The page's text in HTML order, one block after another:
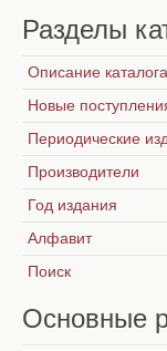
Разделы
Описание каталога
Новые
Периодические
Производители
Год издания
Алфавит
Поиск
Основные